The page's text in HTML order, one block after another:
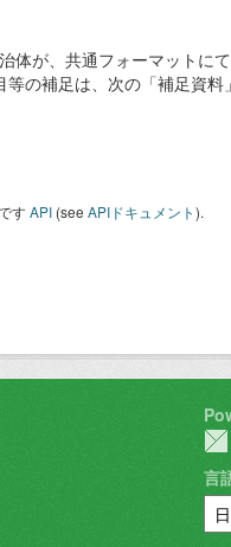
体が、共通フォーマットに
の補足は、次の「補足資料
すAPI (see APIドキュメント).
言